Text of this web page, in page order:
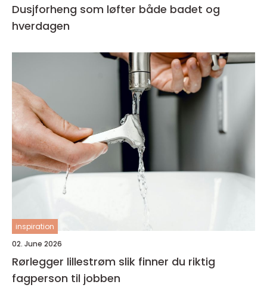
Dusjforheng som løfter både badet og
hverdagen
inspiration
02. June 2026
Rørlegger lillestrøm slik finner du riktig
fagperson til jobben